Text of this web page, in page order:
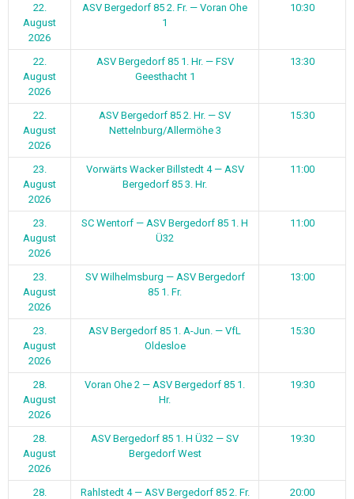
22.
August
2026
ASV Bergedorf 85 2. Fr. — Voran Ohe
1
10:30
22.
August
2026
ASV Bergedorf 85 1. Hr. — FSV
Geesthacht 1
13:30
22.
August
2026
ASV Bergedorf 85 2. Hr. — SV
Nettelnburg/Allermöhe 3
15:30
23.
August
2026
Vorwärts Wacker Billstedt 4 — ASV
Bergedorf 85 3. Hr.
11:00
23.
August
2026
SC Wentorf — ASV Bergedorf 85 1. H
Ü32
11:00
23.
August
2026
SV Wilhelmsburg — ASV Bergedorf
85 1. Fr.
13:00
23.
August
2026
ASV Bergedorf 85 1. A-Jun. — VfL
Oldesloe
15:30
28.
August
2026
Voran Ohe 2 — ASV Bergedorf 85 1.
Hr.
19:30
28.
August
2026
ASV Bergedorf 85 1. H Ü32 — SV
Bergedorf West
19:30
28. Rahlstedt 4 — ASV Bergedorf 85 2. Fr. 20:00